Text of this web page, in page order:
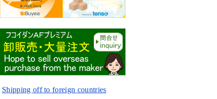
Shipping off to foreign countries